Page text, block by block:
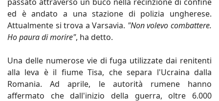
ed è andato a una stazione di polizia ungherese.
Attualmente si trova a Varsavia. "Non volevo combattere.
Ho paura di morire", ha detto.
Una delle numerose vie di fuga utilizzate dai renitenti
alla leva è il fiume Tisa, che separa l'Ucraina dalla
Romania. Ad aprile, le autorità rumene hanno
affermato che dall'inizio della guerra, oltre 6.000